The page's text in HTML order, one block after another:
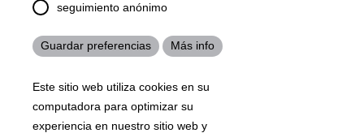
josh.ackernecht@kraiburg-tpe.com
Conventus Polymers, New Jersey - USA, 2001 US-46,
Parsippany-Troy Hills, NJ 07054, United States
KRAIBURG TPE Americas, , Meet with our product
experts to find out how we can best cater to your
seguimiento anónimo
Guardar preferencias Más info
Este sitio web utiliza cookies en su
computadora para optimizar su
experiencia en nuestro sitio web y